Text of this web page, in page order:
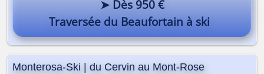
➤ Dès 950 €
Traversée du Beaufortain à ski
Monterosa-Ski | du Cervin au Mont-Rose